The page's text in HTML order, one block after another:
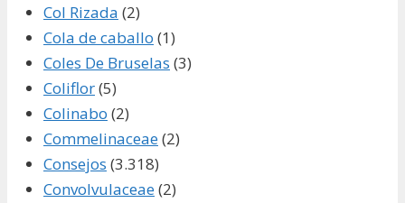
Col Rizada (2)
Cola de caballo (1)
Coles De Bruselas (3)
Coliflor(5)
Colinabo (2)
Commelinaceae(2)
Consejos (3.318)
Convolvulaceae(2)